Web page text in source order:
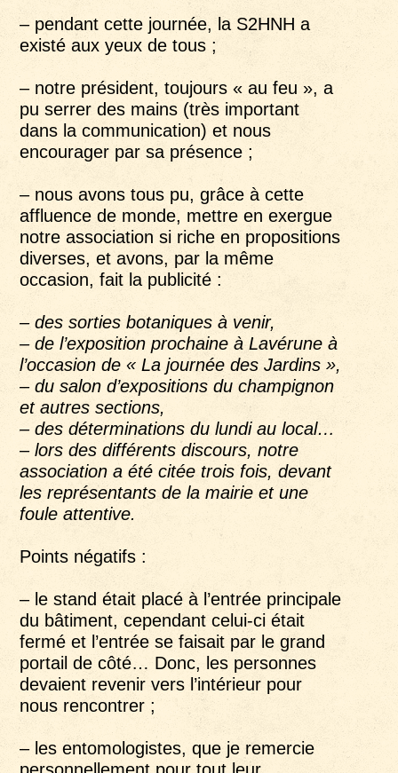
– pendant cette journée, la S2HNH a
existé aux yeux de tous ;
– notre président, toujours « au feu », a
pu serrer des mains (très important
dans la communication) et nous
encourager par sa présence ;
– nous avons tous pu, grâce à cette
affluence de monde, mettre en exergue
notre association si riche en propositions
diverses, et avons, par la même
occasion, fait la publicité :
– des sorties botaniques à venir,
– de l’exposition prochaine à Lavérune à
l’occasion de « La journée des Jardins »,
– du salon d’expositions du champignon
et autres sections,
– des déterminations du lundi au local…
– lors des différents discours, notre
association a été citée trois fois, devant
les représentants de la mairie et une
foule attentive.
Points négatifs :
– le stand était placé à l’entrée principale
du bâtiment, cependant celui-ci était
fermé et l’entrée se faisait par le grand
portail de côté… Donc, les personnes
devaient revenir vers l’intérieur pour
nous rencontrer ;
– les entomologistes, que je remercie